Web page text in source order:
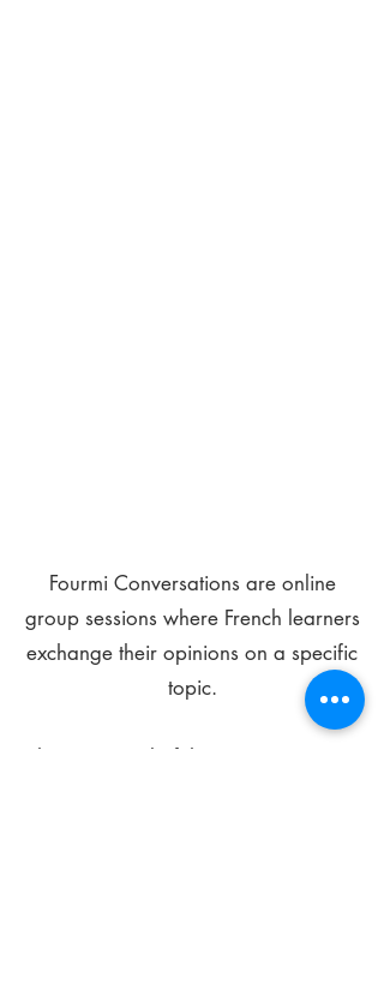
Fourmi Conversations are online
group sessions where French learners
exchange their opinions on a specific
topic.
The main goal of these meetings is to